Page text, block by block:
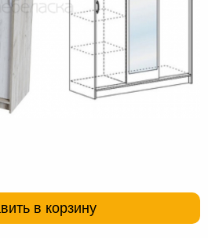
в корзину